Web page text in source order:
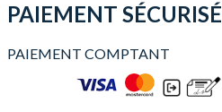
PAIEMENT SÉCURISÉ
PAIEMENT COMPTANT